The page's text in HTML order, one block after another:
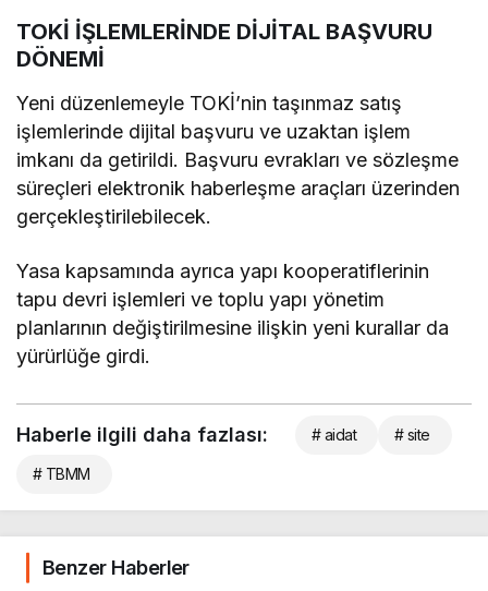
TOKİ İŞLEMLERİNDE DİJİTAL BAŞVURU
DÖNEMİ
Yeni düzenlemeyle TOKİ’nin taşınmaz satış
işlemlerinde dijital başvuru ve uzaktan işlem
imkanı da getirildi. Başvuru evrakları ve sözleşme
süreçleri elektronik haberleşme araçları üzerinden
gerçekleştirilebilecek.
Yasa kapsamında ayrıca yapı kooperatiflerinin
tapu devri işlemleri ve toplu yapı yönetim
planlarının değiştirilmesine ilişkin yeni kurallar da
yürürlüğe girdi.
Haberle ilgili daha fazlası: # aidat # site
# TBMM
Benzer Haberler